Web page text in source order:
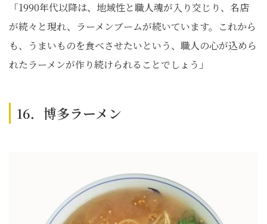
「1990年代以降は、地域性と職人魂が入り交じり、名店
が続々と現れ、ラーメンブームが続いています。これから
も、うまいものを食べさせたいという、職人の心が込めら
れたラーメンが作り続けられることでしょう」
16．博多ラーメン